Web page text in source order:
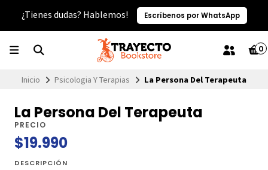
¿Tienes dudas? Hablemos! Escríbenos por WhatsApp
0
Inicio Psicologia Y Terapias La Persona Del Terapeuta
La Persona Del Terapeuta
PRECIO
$19.990
DESCRIPCIÓN